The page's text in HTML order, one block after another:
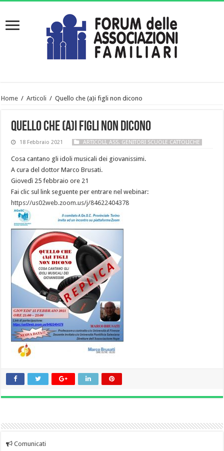
Home / Articoli / Quello che (a)i figli non dicono
Quello che (a)i figli non dicono
18 Febbraio 2021 ARTICOLI,ASS. GENITORI SCUOLE CATTOLICHE
Cosa cantano gli idoli musicali dei giovanissimi.
A cura del dottor Marco Brusati.
Giovedì 25 febbraio ore 21
Fai clic sul link seguente per entrare nel webinar:
https://us02web.zoom.us/j/84622404378
Comunicati